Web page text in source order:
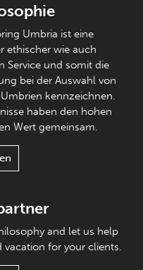
Umbria ist eine
ethischer wie auch
Service und somit die
bei der Auswahl von
kennzeichnen.
haben den hohen
Wert gemeinsam.
and let us help
vacation for your clients.